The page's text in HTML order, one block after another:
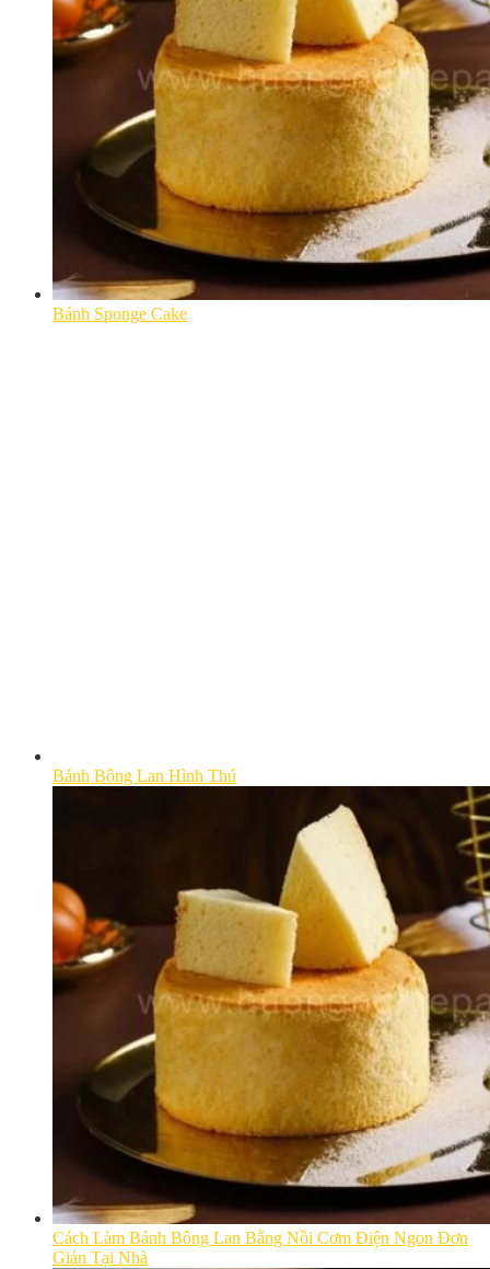
Bánh Sponge Cake
Bánh Bông Lan Hình Thú
Cách Làm Bánh Bông Lan Bằng Nồi Cơm Điện Ngon Đơn
Giản Tại Nhà